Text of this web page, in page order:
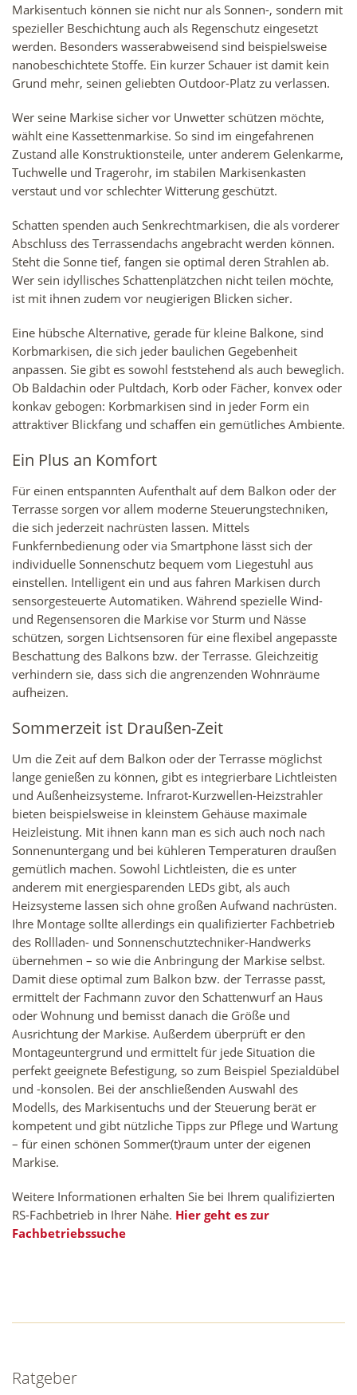
Markisentuch können sie nicht nur als Sonnen-, sondern mit
spezieller Beschichtung auch als Regenschutz eingesetzt
werden. Besonders wasserabweisend sind beispielsweise
nanobeschichtete Stoffe. Ein kurzer Schauer ist damit kein
Grund mehr, seinen geliebten Outdoor-Platz zu verlassen.
Wer seine Markise sicher vor Unwetter schützen möchte,
wählt eine Kassettenmarkise. So sind im eingefahrenen
Zustand alle Konstruktionsteile, unter anderem Gelenkarme,
Tuchwelle und Tragerohr, im stabilen Markisenkasten
verstaut und vor schlechter Witterung geschützt.
Schatten spenden auch Senkrechtmarkisen, die als vorderer
Abschluss des Terrassendachs angebracht werden können.
Steht die Sonne tief, fangen sie optimal deren Strahlen ab.
Wer sein idyllisches Schattenplätzchen nicht teilen möchte,
ist mit ihnen zudem vor neugierigen Blicken sicher.
Eine hübsche Alternative, gerade für kleine Balkone, sind
Korbmarkisen, die sich jeder baulichen Gegebenheit
anpassen. Sie gibt es sowohl feststehend als auch beweglich.
Ob Baldachin oder Pultdach, Korb oder Fächer, konvex oder
konkav gebogen: Korbmarkisen sind in jeder Form ein
attraktiver Blickfang und schaffen ein gemütliches Ambiente.
Ein Plus an Komfort
Für einen entspannten Aufenthalt auf dem Balkon oder der
Terrasse sorgen vor allem moderne Steuerungstechniken,
die sich jederzeit nachrüsten lassen. Mittels
Funkfernbedienung oder via Smartphone lässt sich der
individuelle Sonnenschutz bequem vom Liegestuhl aus
einstellen. Intelligent ein und aus fahren Markisen durch
sensorgesteuerte Automatiken. Während spezielle Wind-
und Regensensoren die Markise vor Sturm und Nässe
schützen, sorgen Lichtsensoren für eine flexibel angepasste
Beschattung des Balkons bzw. der Terrasse. Gleichzeitig
verhindern sie, dass sich die angrenzenden Wohnräume
aufheizen.
Sommerzeit ist Draußen-Zeit
Um die Zeit auf dem Balkon oder der Terrasse möglichst
lange genießen zu können, gibt es integrierbare Lichtleisten
und Außenheizsysteme. Infrarot-Kurzwellen-Heizstrahler
bieten beispielsweise in kleinstem Gehäuse maximale
Heizleistung. Mit ihnen kann man es sich auch noch nach
Sonnenuntergang und bei kühleren Temperaturen draußen
gemütlich machen. Sowohl Lichtleisten, die es unter
anderem mit energiesparenden LEDs gibt, als auch
Heizsysteme lassen sich ohne großen Aufwand nachrüsten.
Ihre Montage sollte allerdings ein qualifizierter Fachbetrieb
des Rollladen- und Sonnenschutztechniker-Handwerks
übernehmen – so wie die Anbringung der Markise selbst.
Damit diese optimal zum Balkon bzw. der Terrasse passt,
ermittelt der Fachmann zuvor den Schattenwurf an Haus
oder Wohnung und bemisst danach die Größe und
Ausrichtung der Markise. Außerdem überprüft er den
Montageuntergrund und ermittelt für jede Situation die
perfekt geeignete Befestigung, so zum Beispiel Spezialdübel
und -konsolen. Bei der anschließenden Auswahl des
Modells, des Markisentuchs und der Steuerung berät er
kompetent und gibt nützliche Tipps zur Pflege und Wartung
– für einen schönen Sommer(t)raum unter der eigenen
Markise.
Weitere Informationen erhalten Sie bei Ihrem qualifizierten
RS-Fachbetrieb in Ihrer Nähe. Hier geht es zur
Fachbetriebssuche
Ratgeber